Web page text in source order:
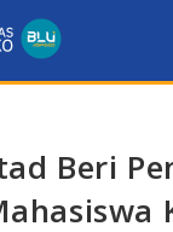
Beri